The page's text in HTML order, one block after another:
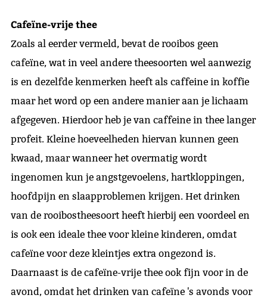
Cafeïne-vrije thee
Zoals al eerder vermeld, bevat de rooibos geen
cafeïne, wat in veel andere theesoorten wel aanwezig
is en dezelfde kenmerken heeft als caffeine in koffie
maar het word op een andere manier aan je lichaam
afgegeven. Hierdoor heb je van caffeine in thee langer
profeit. Kleine hoeveelheden hiervan kunnen geen
kwaad, maar wanneer het overmatig wordt
ingenomen kun je angstgevoelens, hartkloppingen,
hoofdpijn en slaapproblemen krijgen. Het drinken
van de rooibostheesoort heeft hierbij een voordeel en
is ook een ideale thee voor kleine kinderen, omdat
cafeïne voor deze kleintjes extra ongezond is.
Daarnaast is de cafeïne-vrije thee ook fijn voor in de
avond, omdat het drinken van cafeïne 's avonds voor